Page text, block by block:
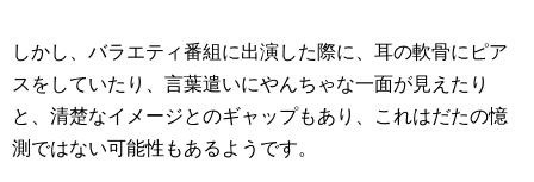
しかし、バラエティ番組に出演した際に、耳の軟骨にピア
スをしていたり、言葉遣いにやんちゃな一面が見えたり
と、清楚なイメージとのギャップもあり、これはだたの憶
測ではない可能性もあるようです。